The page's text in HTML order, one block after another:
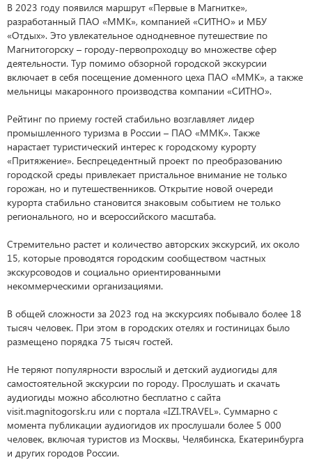
В 2023 году появился маршрут «Первые в Магнитке»,
разработанный ПАО «ММК», компанией «СИТНО» и МБУ
«Отдых». Это увлекательное однодневное путешествие по
Магнитогорску – городу-первопроходцу во множестве сфер
деятельности. Тур помимо обзорной городской экскурсии
включает в себя посещение доменного цеха ПАО «ММК», а также
мельницы макаронного производства компании «СИТНО».
Рейтинг по приему гостей стабильно возглавляет лидер
промышленного туризма в России – ПАО «ММК». Также
нарастает туристический интерес к городскому курорту
«Притяжение». Беспрецедентный проект по преобразованию
городской среды привлекает пристальное внимание не только
горожан, но и путешественников. Открытие новой очереди
курорта стабильно становится знаковым событием не только
регионального, но и всероссийского масштаба.
Стремительно растет и количество авторских экскурсий, их около
15, которые проводятся городским сообществом частных
экскурсоводов и социально ориентированными
некоммерческими организациями.
В общей сложности за 2023 год на экскурсиях побывало более 18
тысяч человек. При этом в городских отелях и гостиницах было
размещено порядка 75 тысяч гостей.
Не теряют популярности взрослый и детский аудиогиды для
самостоятельной экскурсии по городу. Прослушать и скачать
аудиогиды можно абсолютно бесплатно с сайта
visit.magnitogorsk.ru или с портала «IZI.TRAVEL». Суммарно с
момента публикации аудиогидов их прослушали более 5 000
человек, включая туристов из Москвы, Челябинска, Екатеринбурга
и других городов России.